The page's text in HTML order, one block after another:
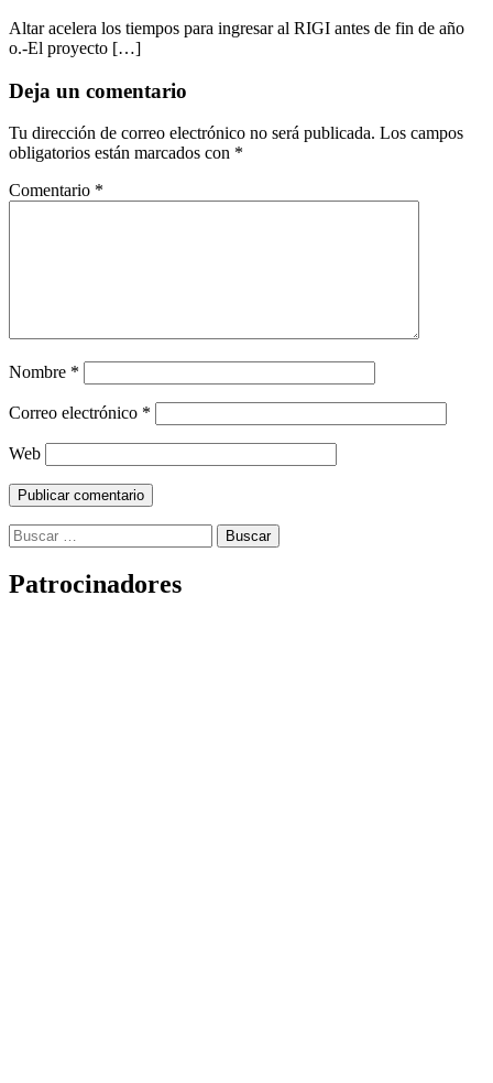
Altar acelera los tiempos para ingresar al RIGI antes de fin de año
o.-El proyecto […]
Deja un comentario
Tu dirección de correo electrónico no será publicada. Los campos
obligatorios están marcados con *
Comentario *
Nombre *
Correo electrónico *
Web
Buscar:
Patrocinadores